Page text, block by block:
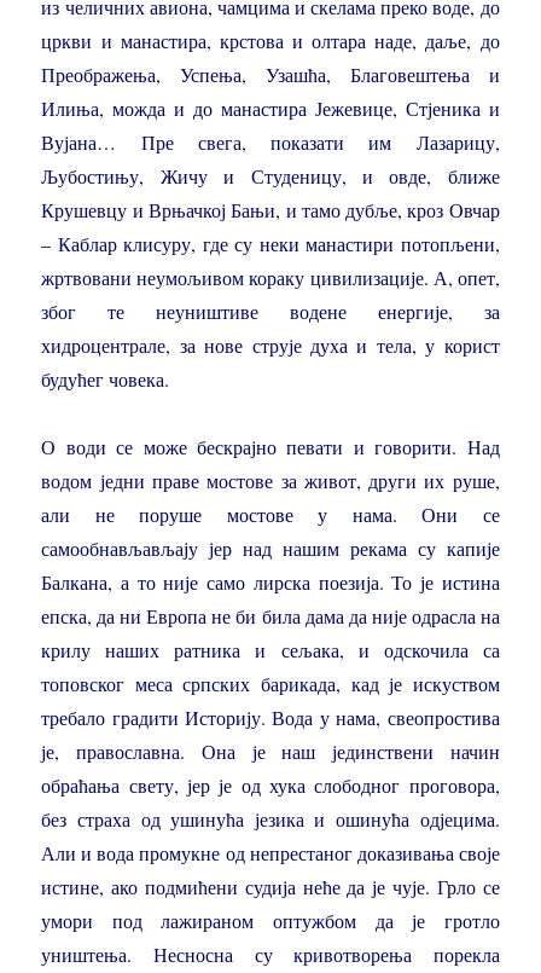
из челичних авиона, чамцима и скелама преко воде, до
цркви и манастира, крстова и олтара наде, даље, до
Преображења, Успења, Узашћа, Благовештења и
Илиња, можда и до манастира Јежевице, Стјеника и
Вујана… Пре свега, показати им Лазарицу,
Љубостињу, Жичу и Студеницу, и овде, ближе
Крушевцу и Врњачкој Бањи, и тамо дубље, кроз Овчар
– Каблар клисуру, где су неки манастири потопљени,
жртвовани неумољивом кораку цивилизације. А, опет,
због те неуништиве водене енергије, за
хидроцентрале, за нове струје духа и тела, у корист
будућег човека.
О води се може бескрајно певати и говорити. Над
водом једни праве мостове за живот, други их руше,
али не поруше мостове у нама. Они се
самообнављављају јер над нашим рекама су капије
Балкана, а то није само лирска поезија. То је истина
епска, да ни Европа не би била дама да није одрасла на
крилу наших ратника и сељака, и одскочила са
топовског меса српских барикада, кад је искуством
требало градити Историју. Вода у нама, свеопростива
је, православна. Она је наш јединствени начин
обраћања свету, јер је од хука слободног проговора,
без страха од ушинућа језика и ошинућа одјецима.
Али и вода промукне од непрестаног доказивања своје
истине, ако подмићени судија неће да је чује. Грло се
умори под лажираном оптужбом да је гротло
уништења. Несносна су кривотворења порекла